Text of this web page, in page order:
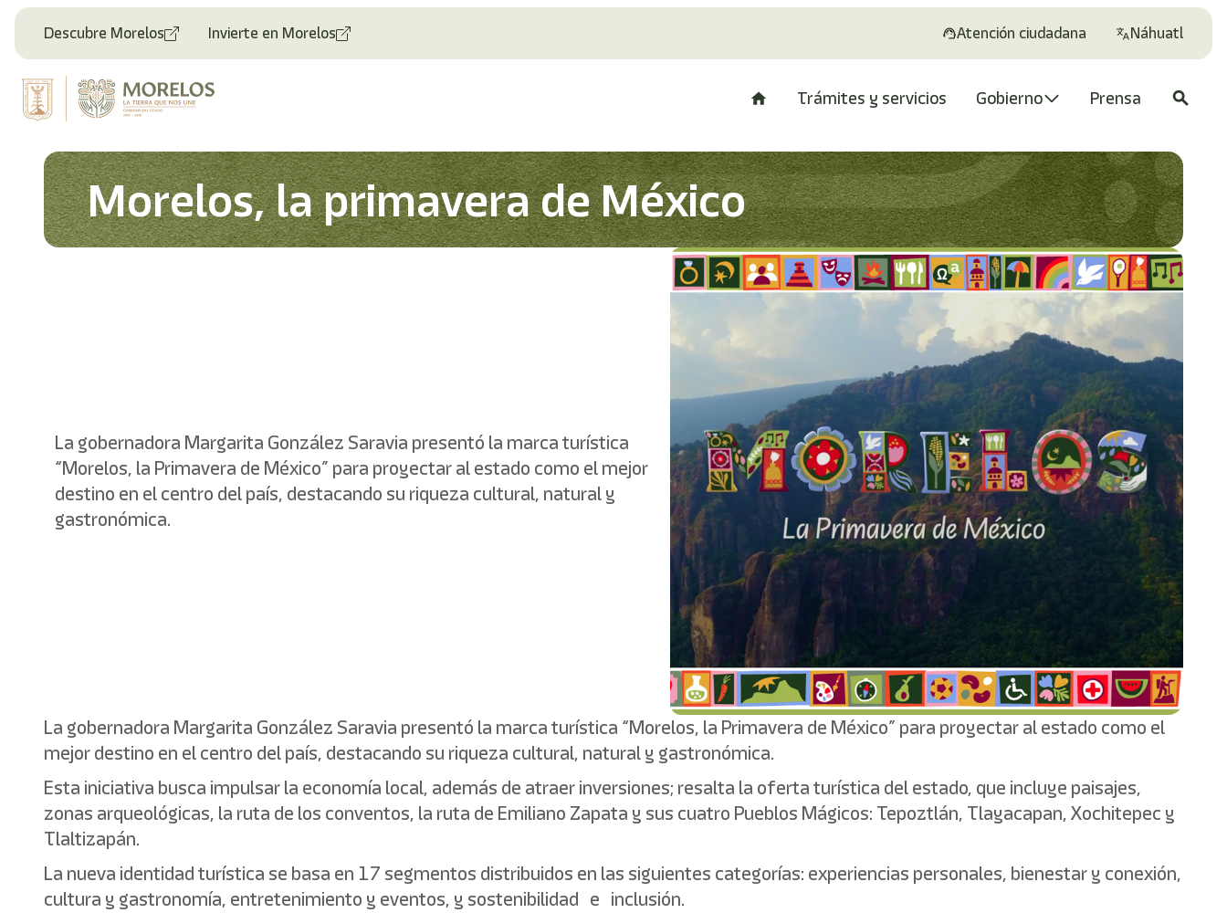
Descubre Morelos Invierte en Morelos Atención ciudadana Náhuatl
Trámites y servicios Gobierno Prensa search
Morelos, la primavera de México
La gobernadora Margarita González Saravia presentó la marca turística
“Morelos, la Primavera de México” para proyectar al estado como el mejor
destino en el centro del país, destacando su riqueza cultural, natural y
gastronómica.
La gobernadora Margarita González Saravia presentó la marca turística “Morelos, la Primavera de México” para proyectar al estado como el
mejor destino en el centro del país, destacando su riqueza cultural, natural y gastronómica.
Esta iniciativa busca impulsar la economía local, además de atraer inversiones; resalta la oferta turística del estado, que incluye paisajes,
zonas arqueológicas, la ruta de los conventos, la ruta de Emiliano Zapata y sus cuatro Pueblos Mágicos: Tepoztlán, Tlayacapan, Xochitepec y
Tlaltizapán.
La nueva identidad turística se basa en 17 segmentos distribuidos en las siguientes categorías: experiencias personales, bienestar y conexión,
cultura y gastronomía, entretenimiento y eventos, y sostenibilidad e inclusión.